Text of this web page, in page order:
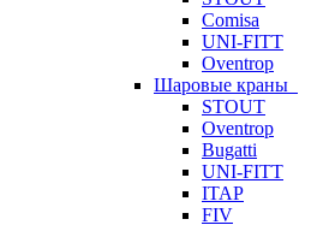
Comisa
UNI-FITT
Oventrop
Шаровые краны
STOUT
Oventrop
Bugatti
UNI-FITT
ITAP
FIV